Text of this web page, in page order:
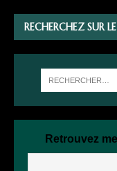
RECHERCHEZ SUR
Retrouvez